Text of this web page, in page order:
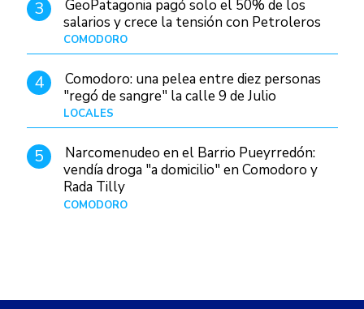
3
GeoPatagonia pagó solo el 50% de los
salarios y crece la tensión con Petroleros
COMODORO
4
Comodoro: una pelea entre diez personas
"regó de sangre" la calle 9 de Julio
LOCALES
5
Narcomenudeo en el Barrio Pueyrredón:
vendía droga "a domicilio" en Comodoro y
Rada Tilly
COMODORO